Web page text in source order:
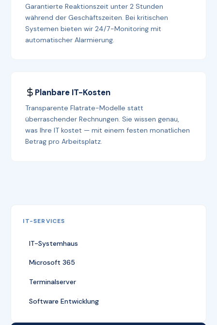
Garantierte Reaktionszeit unter 2 Stunden
während der Geschäftszeiten. Bei kritischen
Systemen bieten wir 24/7-Monitoring mit
automatischer Alarmierung.
Planbare IT-Kosten
Transparente Flatrate-Modelle statt
überraschender Rechnungen. Sie wissen genau,
was Ihre IT kostet — mit einem festen monatlichen
Betrag pro Arbeitsplatz.
IT-SERVICES
IT-Systemhaus
Microsoft 365
Terminalserver
Software Entwicklung